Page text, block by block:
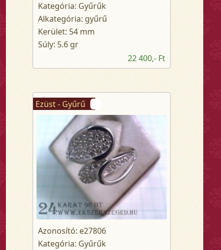
Kategória: Gyűrűk
Alkategória: gyűrű
Kerület: 54 mm
Súly: 5.6 gr
22 400,- Ft
Ezüst - Gyűrű
Azonosító: e27806
Kategória: Gyűrűk